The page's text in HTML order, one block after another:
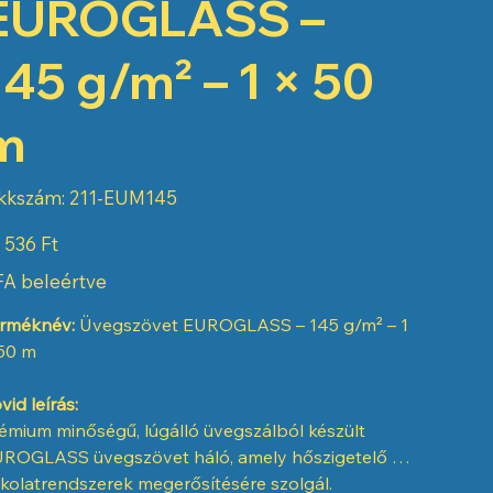
–
g/m² – 1 × 50
Cikkszám:
211-
211-EUM145
536 Ft
beleértve
Üvegszövet EUROGLASS – 145 g/m² – 1
m
leírás:
minőségű, lúgálló üvegszálból készült
üvegszövet háló, amely hőszigetelő és
megerősítésére szolgál.